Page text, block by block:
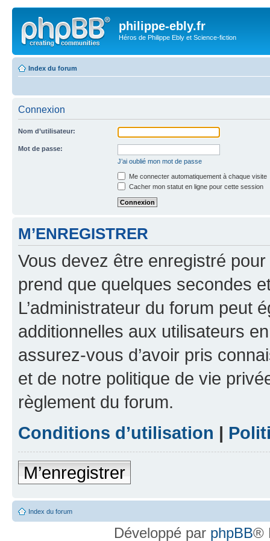
philippe-ebly.fr
Héros de Philippe Ebly et Science-fiction
Index du forum
Connexion
Nom d’utilisateur:
Mot de passe:
J’ai oublié mon mot de passe
Me connecter automatiquement à chaque visite
Cacher mon statut en ligne pour cette session
M’ENREGISTRER
Vous devez être enregistré
prend que quelques secondes
L’administrateur du forum peut
additionnelles aux utilisateurs
assurez-vous d’avoir pris
et de notre politique de vie
règlement du forum.
Conditions d’utilisation |
M’enregistrer
Index du forum
Développé par phpBB®